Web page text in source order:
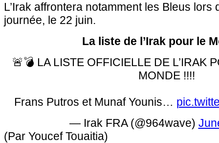
L’Irak affrontera notamment les Bleus lors
journée, le 22 juin.
La liste de l’Irak pour le
🚨💣 LA LISTE OFFICIELLE DE L’IRAK
MONDE !!!!
Frans Putros et Munaf Younis…
— Irak FRA (@964wave)
(Par Youcef Touaitia)